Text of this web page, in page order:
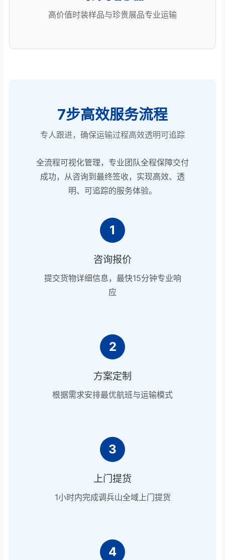
高价值时装样品与珍贵展品专业运输
7步高效服务流程
专人跟进，确保运输过程高效透明可追踪
全流程可视化管理，专业团队全程保障交付
成功，从咨询到最终签收，实现高效、透
明、可追踪的服务体验。
1
咨询报价
提交货物详细信息，最快15分钟专业响
应
2
方案定制
根据需求安排最优航班与运输模式
3
上门提货
1小时内完成调兵山全域上门提货
4